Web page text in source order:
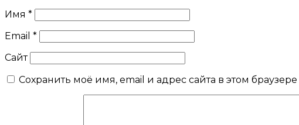
Имя *
Email *
Сайт
Сохранить моё имя, email и адрес сайта в этом